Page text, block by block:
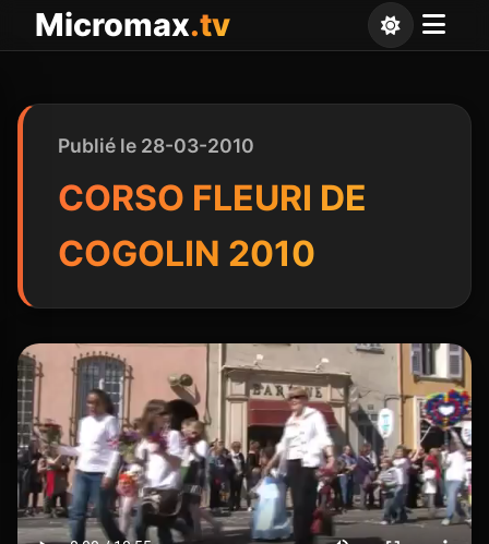
Micromax.tv
Publié le 28-03-2010
CORSO FLEURI DE
COGOLIN 2010
Panneau de gestion des cookies